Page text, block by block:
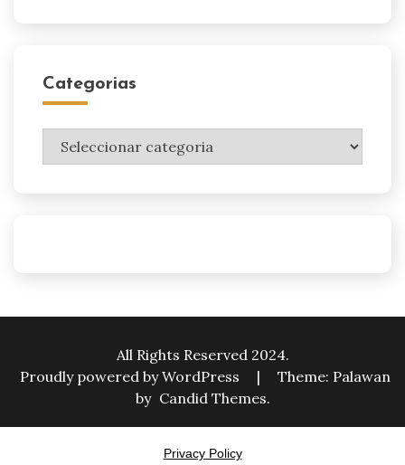
Categorias
Categorias
All Rights Reserved 2024.
Proudly powered by WordPress
|
Theme: Palawan
by Candid Themes.
Privacy Policy